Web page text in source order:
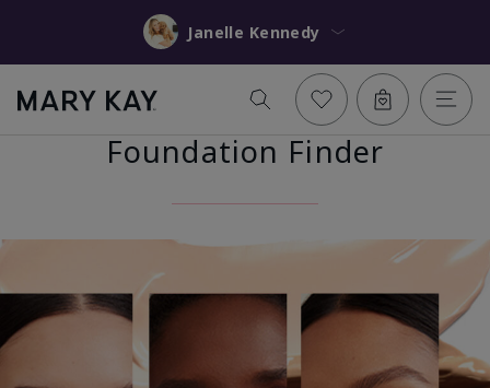
Janelle Kennedy
Foundation Finder